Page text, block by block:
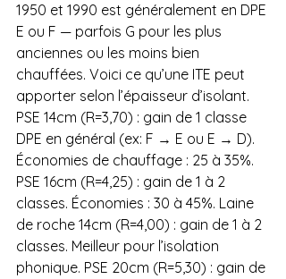
1950 et 1990 est généralement en DPE
E ou F — parfois G pour les plus
anciennes ou les moins bien
chauffées. Voici ce qu’une ITE peut
apporter selon l’épaisseur d’isolant.
PSE 14cm (R=3,70) : gain de 1 classe
DPE en général (ex: F → E ou E → D).
Économies de chauffage : 25 à 35%.
PSE 16cm (R=4,25) : gain de 1 à 2
classes. Économies : 30 à 45%. Laine
de roche 14cm (R=4,00) : gain de 1 à 2
classes. Meilleur pour l’isolation
phonique. PSE 20cm (R=5,30) : gain de